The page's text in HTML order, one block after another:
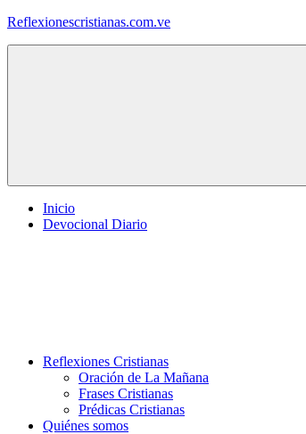
Saltar
Reflexionescristianas.com.ve
Inicio
Devocional Diario
Reflexiones Cristianas
Oración de La Mañana
Frases Cristianas
Prédicas Cristianas
Quiénes somos